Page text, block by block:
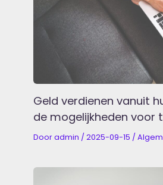
Geld verdienen vanuit
de mogelijkheden voor
Door admin /2025-09-15 /